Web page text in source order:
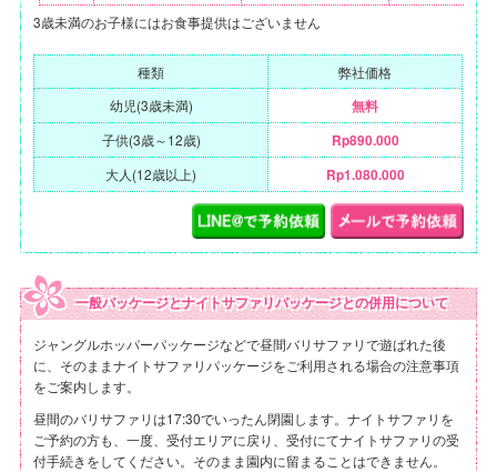
3歳未満のお子様にはお食事提供はございません
種類
弊社価格
幼児(3歳未満)
無料
子供(3歳～12歳)
Rp890.000
大人(12歳以上)
Rp1.080.000
一般パッケージとナイトサファリパッケージとの併用について
ジャングルホッパーパッケージなどで昼間バリサファリで遊ばれた後
に、そのままナイトサファリパッケージをご利用される場合の注意事項
をご案内します。
昼間のバリサファリは17:30でいったん閉園します。ナイトサファリを
ご予約の方も、一度、受付エリアに戻り、受付にてナイトサファリの受
付手続きをしてください。そのまま園内に留まることはできません。